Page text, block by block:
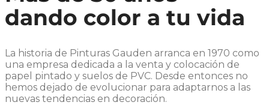
dando color a tu vida
La historia de Pinturas Gauden arranca en 1970 como
una empresa dedicada a la venta y colocación de
papel pintado y suelos de PVC. Desde entonces no
hemos dejado de evolucionar para adaptarnos a las
nuevas tendencias en decoración.